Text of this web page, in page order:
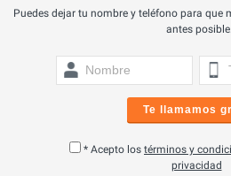
Puedes dejar tu nombre y teléfono para que
antes posible.
Te llamamos
* Acepto los términos y
privacidad